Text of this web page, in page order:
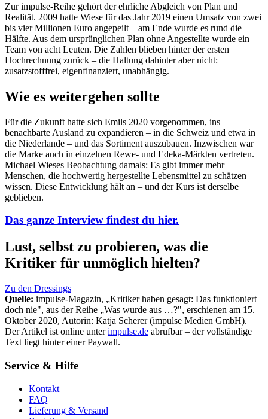
Zur impulse-Reihe gehört der ehrliche Abgleich von Plan und
Realität. 2009 hatte Wiese für das Jahr 2019 einen Umsatz von zwei
bis vier Millionen Euro angepeilt – am Ende wurde es rund die
Hälfte. Aus dem ursprünglichen Plan ohne Angestellte wurde ein
Team von acht Leuten. Die Zahlen blieben hinter der ersten
Hochrechnung zurück – die Haltung dahinter aber nicht:
zusatzstofffrei, eigenfinanziert, unabhängig.
Wie es weitergehen sollte
Für die Zukunft hatte sich Emils 2020 vorgenommen, ins
benachbarte Ausland zu expandieren – in die Schweiz und etwa in
die Niederlande – und das Sortiment auszubauen. Inzwischen war
die Marke auch in einzelnen Rewe- und Edeka-Märkten vertreten.
Michael Wieses Beobachtung damals: Es gibt immer mehr
Menschen, die hochwertig hergestellte Lebensmittel zu schätzen
wissen. Diese Entwicklung hält an – und der Kurs ist derselbe
geblieben.
Das ganze Interview findest du hier.
Lust, selbst zu probieren, was die
Kritiker für unmöglich hielten?
Zu den Dressings
Quelle: impulse-Magazin, „Kritiker haben gesagt: Das funktioniert
doch nie", aus der Reihe „Was wurde aus …?", erschienen am 15.
Oktober 2020, Autorin: Katja Scherer (impulse Medien GmbH).
Der Artikel ist online unterimpulse.de abrufbar – der vollständige
Text liegt hinter einer Paywall.
Service & Hilfe
Kontakt
FAQ
Lieferung & Versand